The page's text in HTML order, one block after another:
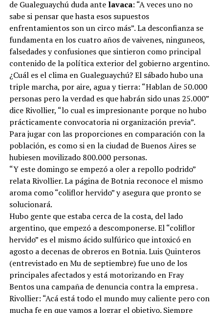
de Gualeguaychú duda ante lavaca: “A veces uno no
sabe si pensar que hasta esos supuestos
enfrentamientos son un circo más”. La desconfianza se
fundamenta en los cuatro años de vaivenes, ninguneos,
falsedades y confusiones que sintieron como principal
contenido de la política exterior del gobierno argentino.
¿Cuál es el clima en Gualeguaychú? El sábado hubo una
triple marcha, por aire, agua y tierra: “Hablan de 50.000
personas pero la verdad es que habrán sido unas 25.000”
dice Rivollier, “lo cual es impresionante porque no hubo
prácticamente convocatoria ni organización previa”.
Para jugar con las proporciones en comparación con la
población, es como si en la ciudad de Buenos Aires se
hubiesen movilizado 800.000 personas.
“Y este domingo se empezó a oler a repollo podrido”
relata Rivollier. La página de Botnia reconoce el mismo
aroma como “coliflor hervido” y asegura que pronto se
solucionará.
Hubo gente que estaba cerca de la costa, del lado
argentino, que empezó a descomponerse. El “coliflor
hervido” es el mismo ácido sulfúrico que intoxicó en
agosto a decenas de obreros en Botnia. Luis Quinteros
(entrevistado en Mu de septiembre) fue uno de los
principales afectados y está motorizando en Fray
Bentos una campaña de denuncia contra la empresa .
Rivollier: “Acá está todo el mundo muy caliente pero con
mucha fe en que vamos a lograr el objetivo. Siempre